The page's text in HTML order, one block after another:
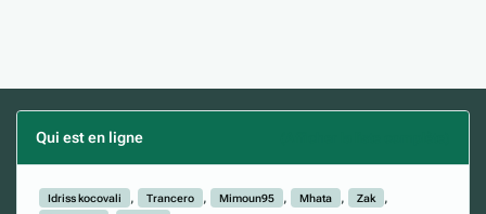
Qui est en ligne
Idriss kocovali Trancero Mimoun95 Mhata
Zak